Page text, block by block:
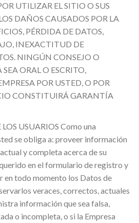
UTILIZAR EL SITIO O SUS
DAÑOS CAUSADOS POR LA
PÉRDIDA DE DATOS,
INEXACTITUD DE
NINGÚN CONSEJO O
ORAL O ESCRITO,
POR USTED, O POR
CONSTITUIRÁ GARANTÍA
USUARIOS Como una
se obliga a: proveer información
y completa acerca de su
en el formulario de registro y
en todo momento los Datos de
veraces, correctos, actuales
información que sea falsa,
o incompleta, o si la Empresa